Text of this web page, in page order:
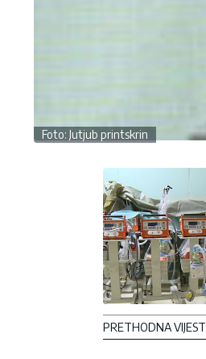
Foto: Jutjub printskrin
PRETHODNA VIJEST